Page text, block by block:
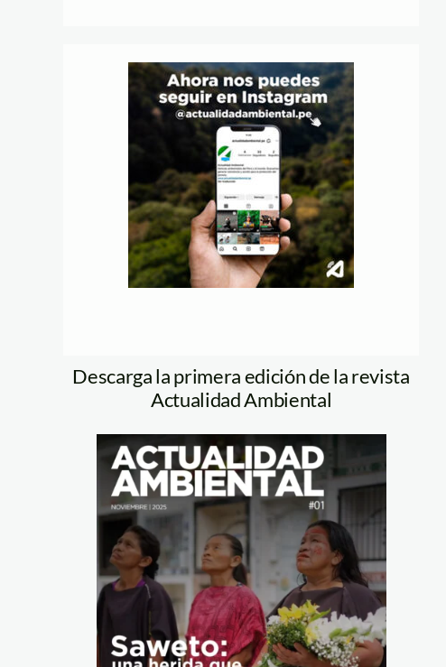
Descarga la primera edición de la revista
Actualidad Ambiental